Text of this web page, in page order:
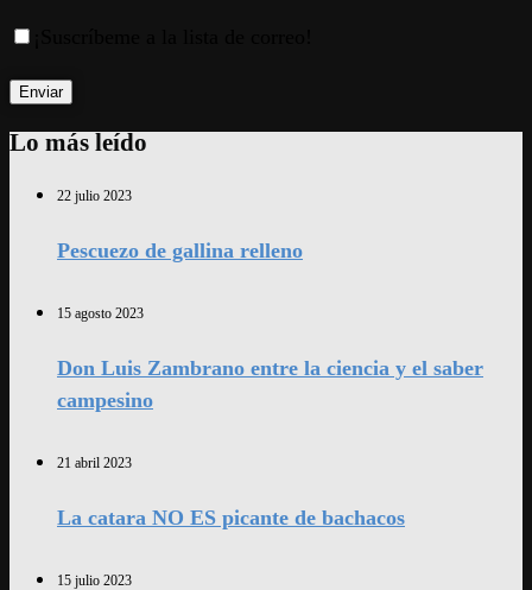
Lo más leído
22 julio 2023
Pescuezo de gallina relleno
15 agosto 2023
Don Luis Zambrano entre la ciencia y el saber
campesino
21 abril 2023
La catara NO ES picante de bachacos
15 julio 2023